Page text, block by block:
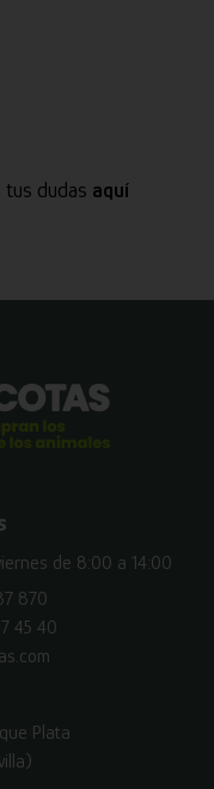
tus dudas aquí
de 8:00 a 14:00
870
45 40
Plata